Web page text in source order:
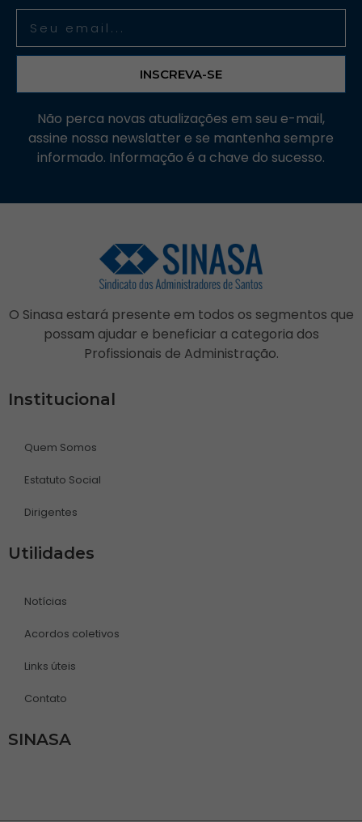
INSCREVA-SE
Não perca novas atualizações em seu e-mail,
assine nossa newslatter e se mantenha sempre
informado. Informação é a chave do sucesso.
O Sinasa estará presente em todos os segmentos que
possam ajudar e beneficiar a categoria dos
Profissionais de Administração.
Institucional
Quem Somos
Estatuto Social
Dirigentes
Utilidades
Notícias
Acordos coletivos
Links úteis
Contato
SINASA